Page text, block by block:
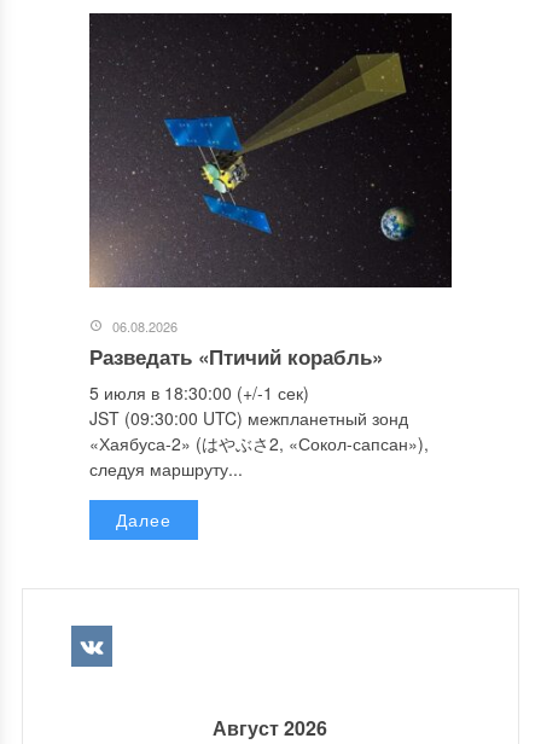
06.08.2026
Разведать «Птичий корабль»
5 июля в 18:30:00 (+/-1 сек)
JST (09:30:00 UTC) межпланетный зонд
«Хаябуса-2» (はやぶさ2, «Сокол-сапсан»),
следуя маршруту...
Далее
Август 2026